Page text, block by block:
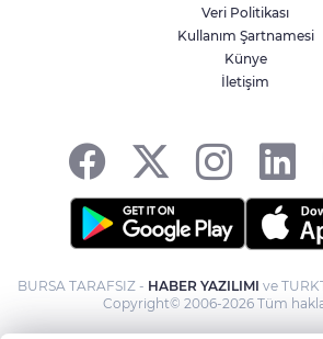
Veri Politikası
Kullanım Şartnamesi
Künye
İletişim
BURSA TARAFSIZ - HABER YAZILIMI ve
Copyright© 2006-2026 Tüm